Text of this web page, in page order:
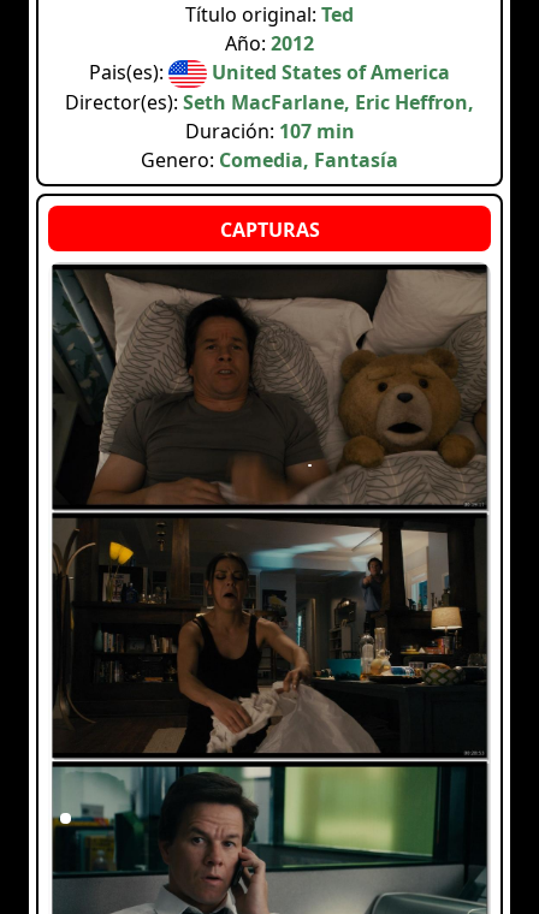
Título original: Ted
Año: 2012
Pais(es):
United States of America
Director(es): Seth MacFarlane, Eric Heffron,
Duración: 107 min
Genero: Comedia, Fantasía